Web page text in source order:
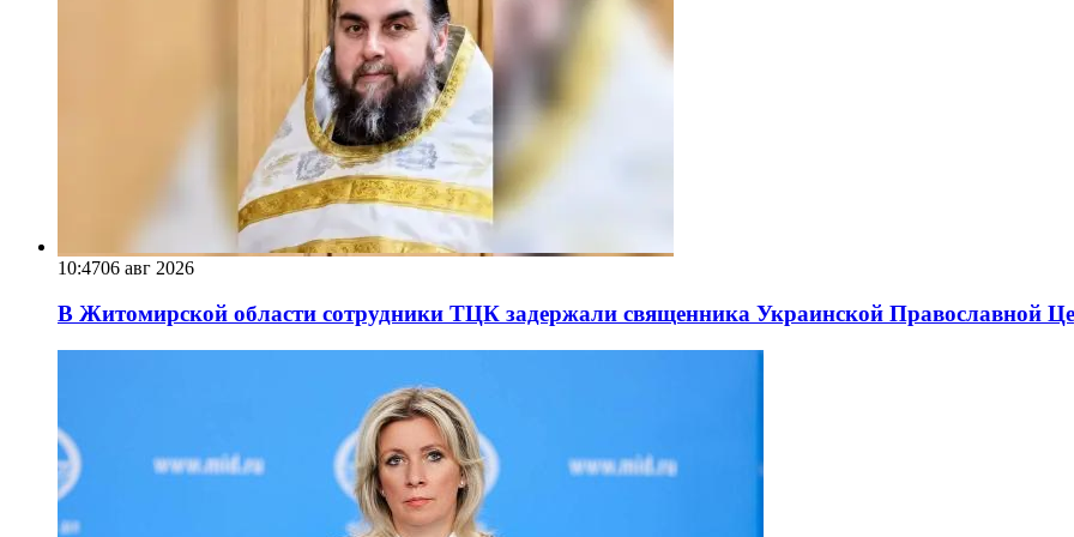
10:4706 авг 2026
В Житомирской области сотрудники ТЦК задержали священника Украинской Православной